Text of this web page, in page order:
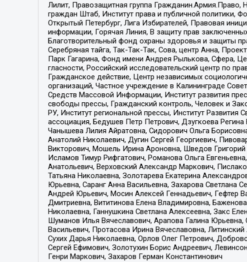
Лилит, Правозащитная группа
граждан Штаб, Институт права и публичной
Открытый Петербург, Лига Избирателей, Правовая
информации, Горячая Линия, В защиту прав
Благотворительный фонд охраны здоровья и защиты
Серебряная тайга, Так-Так-Так, Сова, центр Анна,
Парк Гагарина, Фонд имени Андрея Рылькова, Сфера,
гласности, Российский исследовательский центр по
Гражданское действие, Центр независимых
организаций, Частное учреждение в Калининграде
Средств Массовой Информации, Институт развития
свободы прессы, Гражданский контроль, Человек и
РУ, Институт региональной прессы, Институт
ассоциация, Бедушев Петр Петрович, Дзугкоева
Чанышева Лилия Айратовна, Сидорович Ольга
Анатолий Николаевич, Дугин Сергей Георгиевич,
Викторович, Мошель Ирина Ароновна, Шведов
Исламов Тимур Рифгатович, Романова Ольга
Анатольевич, Верховский Александр Маркович,
Татьяна Николаевна, Золотарева Екатерина
Юрьевна, Саранг Анна Васильевна, Захарова Светлана
Андрей Юрьевич, Мосин Алексей Геннадьевич, Гефтер
Дмитриевна, Вититинова Елена Владимировна,
Николаевна, Ганнушкина Светлана Алексеевна, Закс
Шуманов Илья Вячеславович, Арапова Галина
Васильевич, Протасова Ирина Вячеславовна,
Сухих Дарья Николаевна, Орлов Олег Петрович,
Сергей Ефимович, Золотухин Борис Андреевич,
Генри Маркович, Захаров Герман Константинович